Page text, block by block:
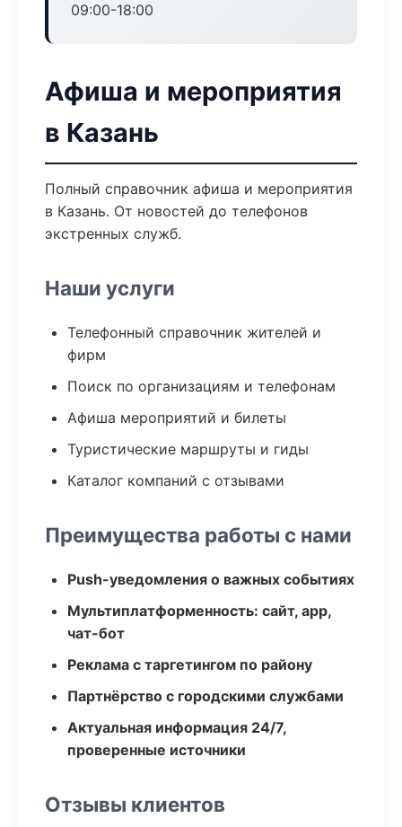
09:00-18:00
Афиша и мероприятия
в Казань
Полный справочник афиша и мероприятия
в Казань. От новостей до телефонов
экстренных служб.
Наши услуги
Телефонный справочник жителей и
фирм
Поиск по организациям и телефонам
Афиша мероприятий и билеты
Туристические маршруты и гиды
Каталог компаний с отзывами
Преимущества работы с нами
Push-уведомления о важных событиях
Мультиплатформенность: сайт, app,
чат-бот
Реклама с таргетингом по району
Партнёрство с городскими службами
Актуальная информация 24/7,
проверенные источники
Отзывы клиентов